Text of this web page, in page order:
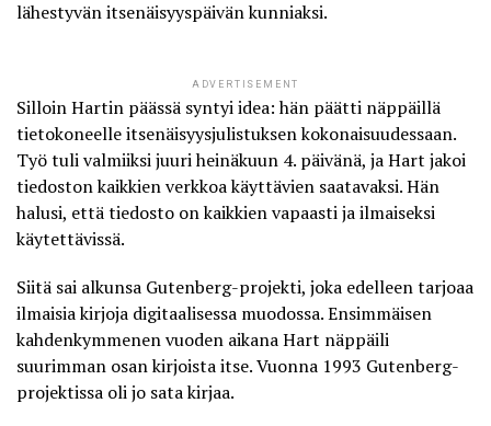
lähestyvän itsenäisyyspäivän kunniaksi.
ADVERTISEMENT
Silloin Hartin päässä syntyi idea: hän päätti näppäillä
tietokoneelle itsenäisyysjulistuksen kokonaisuudessaan.
Työ tuli valmiiksi juuri heinäkuun 4. päivänä, ja Hart jakoi
tiedoston kaikkien verkkoa käyttävien saatavaksi. Hän
halusi, että tiedosto on kaikkien vapaasti ja ilmaiseksi
käytettävissä.
Siitä sai alkunsa Gutenberg-projekti, joka edelleen tarjoaa
ilmaisia kirjoja digitaalisessa muodossa. Ensimmäisen
kahdenkymmenen vuoden aikana Hart näppäili
suurimman osan kirjoista itse. Vuonna 1993 Gutenberg-
projektissa oli jo sata kirjaa.